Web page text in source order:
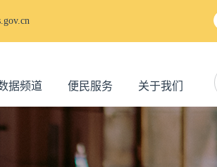
据频道 便民服务 关于我们